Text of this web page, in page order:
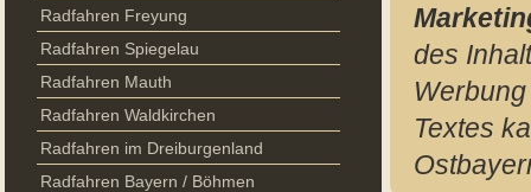
Radfahren Freyung
Radfahren Spiegelau
Radfahren Mauth
Radfahren Waldkirchen
Radfahren im Dreiburgenland
Radfahren Bayern / Böhmen
des
Textes